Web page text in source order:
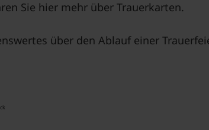
Sie hier mehr über Trauerkarten.
über den Ablauf einer